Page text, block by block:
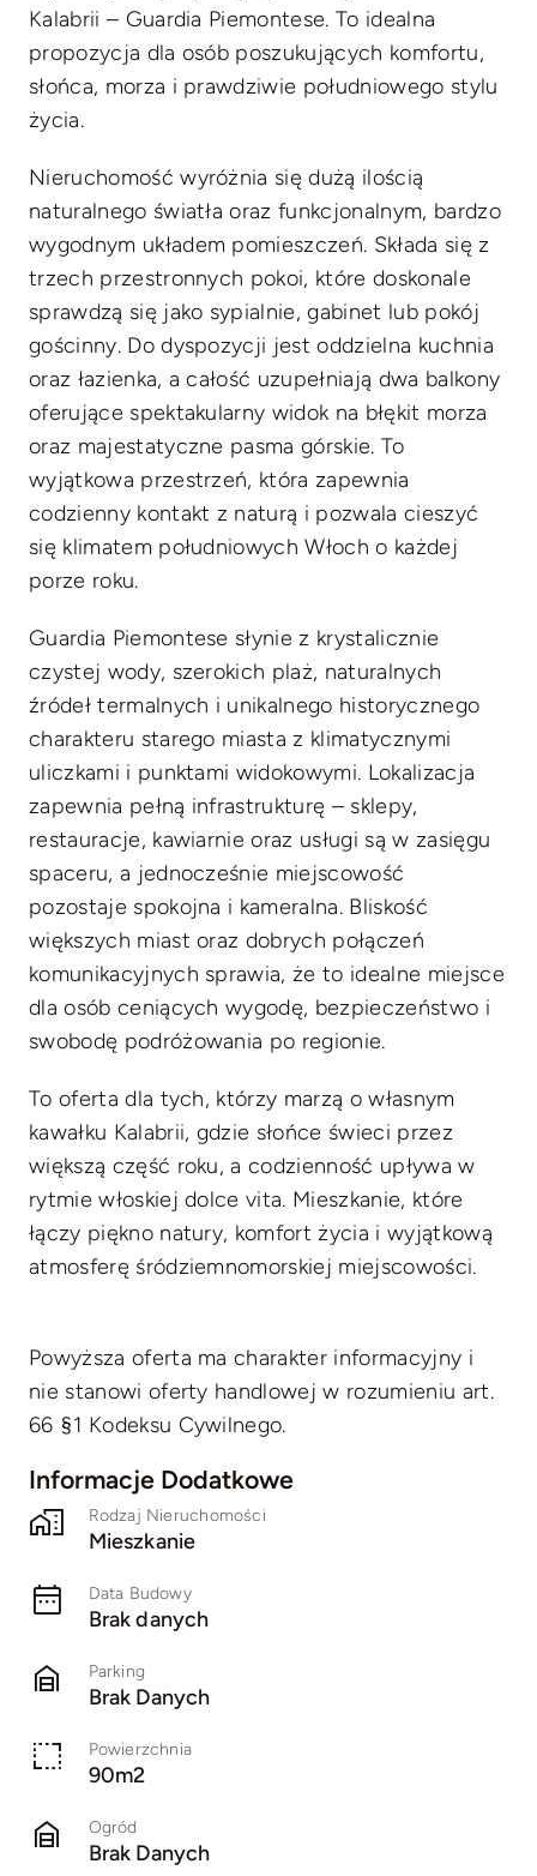
Kalabrii – Guardia Piemontese. To idealna
propozycja dla osób poszukujących komfortu,
słońca, morza i prawdziwie południowego stylu
życia.
Nieruchomość wyróżnia się dużą ilością
naturalnego światła oraz funkcjonalnym, bardzo
wygodnym układem pomieszczeń. Składa się z
trzech przestronnych pokoi, które doskonale
sprawdzą się jako sypialnie, gabinet lub pokój
gościnny. Do dyspozycji jest oddzielna kuchnia
oraz łazienka, a całość uzupełniają dwa balkony
oferujące spektakularny widok na błękit morza
oraz majestatyczne pasma górskie. To
wyjątkowa przestrzeń, która zapewnia
codzienny kontakt z naturą i pozwala cieszyć
się klimatem południowych Włoch o każdej
porze roku.
Guardia Piemontese słynie z krystalicznie
czystej wody, szerokich plaż, naturalnych
źródeł termalnych i unikalnego historycznego
charakteru starego miasta z klimatycznymi
uliczkami i punktami widokowymi. Lokalizacja
zapewnia pełną infrastrukturę – sklepy,
restauracje, kawiarnie oraz usługi są w zasięgu
spaceru, a jednocześnie miejscowość
pozostaje spokojna i kameralna. Bliskość
większych miast oraz dobrych połączeń
komunikacyjnych sprawia, że to idealne miejsce
dla osób ceniących wygodę, bezpieczeństwo i
swobodę podróżowania po regionie.
To oferta dla tych, którzy marzą o własnym
kawałku Kalabrii, gdzie słońce świeci przez
większą część roku, a codzienność upływa w
rytmie włoskiej dolce vita. Mieszkanie, które
łączy piękno natury, komfort życia i wyjątkową
atmosferę śródziemnomorskiej miejscowości.
Powyższa oferta ma charakter informacyjny i
nie stanowi oferty handlowej w rozumieniu art.
66 §1 Kodeksu Cywilnego.
Informacje Dodatkowe
Rodzaj Nieruchomości
Mieszkanie
Data Budowy
Brak danych
Parking
Brak Danych
Powierzchnia
90m2
Ogród
Brak Danych